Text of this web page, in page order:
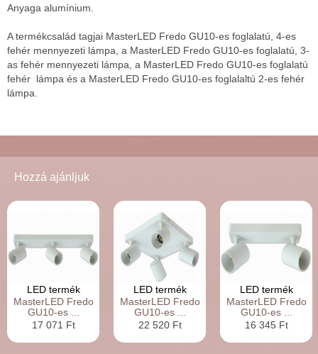
Anyaga alumínium.
A termékcsalád tagjai MasterLED Fredo GU10-es foglalatú, 4-es
fehér mennyezeti lámpa, a MasterLED Fredo GU10-es foglalatú, 3-
as fehér mennyezeti lámpa, a MasterLED Fredo GU10-es foglalatú
fehér lámpa és a MasterLED Fredo GU10-es foglalaltú 2-es fehér
lámpa.
Hozzá ajánljuk
LED termék
MasterLED Fredo
GU10-es ...
17 071 Ft
LED termék
MasterLED Fredo
GU10-es ...
22 520 Ft
LED termék
MasterLED Fredo
GU10-es ...
16 345 Ft